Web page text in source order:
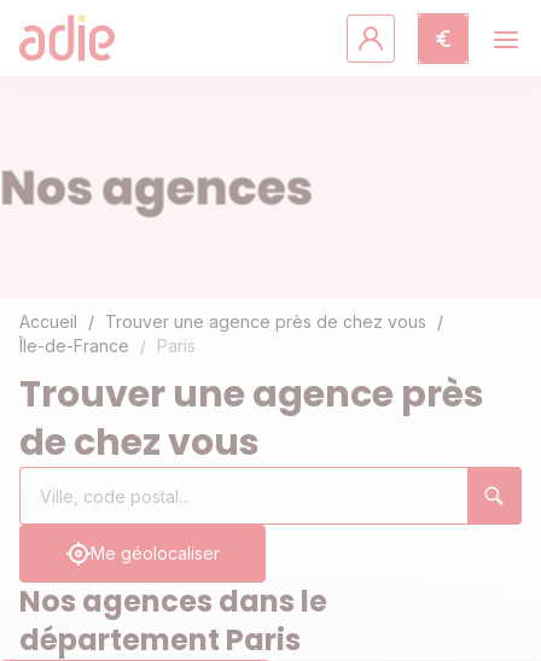
Accompagnement
Agir avec l'Adie
Accueil
Trouver une agence près de chez vous
Île-de-France
Paris
Trouver une agence près
de chez vous
Rechercher
établissement
Ville,
code
postal...
0
résultat(s)
trouvé(s)
Me géolocaliser
Nos agences dans le
département Paris